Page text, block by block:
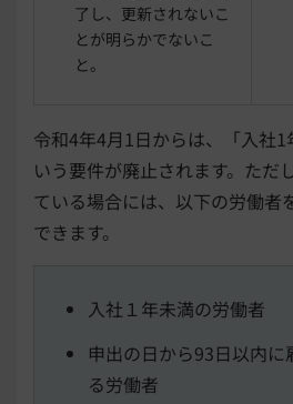
了し、更新されないこ
とが明らかでないこ
と。
令和4年4月1日からは、「入社
いう要件が廃止されます。ただ
ている場合には、以下の労働者
できます。
入社１年未満の労働者
申出の日から93日以内
る労働者